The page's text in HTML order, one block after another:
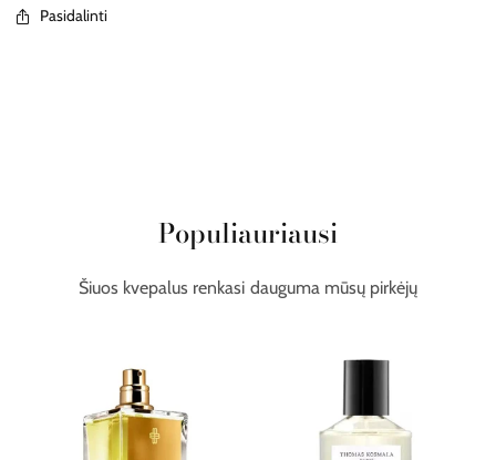
Pasidalinti
Populiauriausi
Šiuos kvepalus renkasi dauguma mūsų pirkėjų